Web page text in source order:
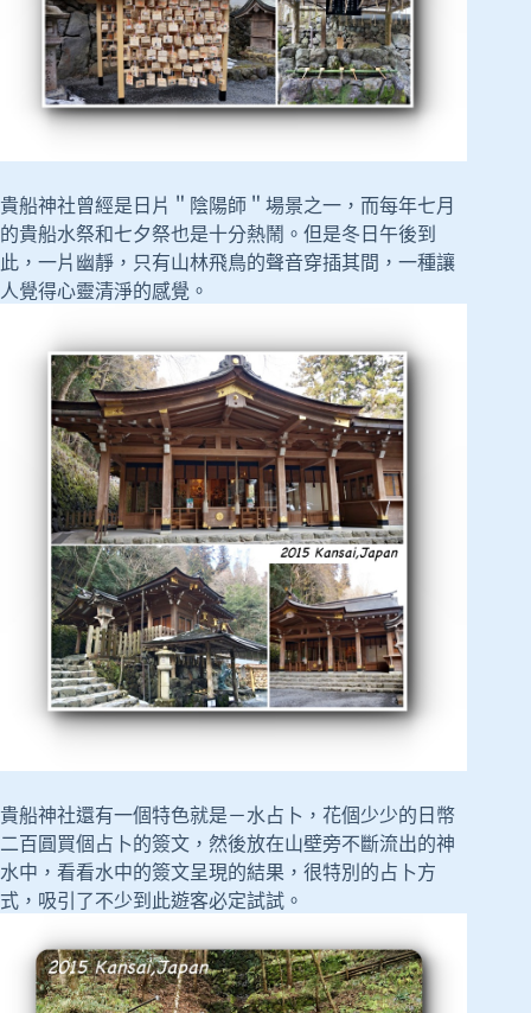
貴船神社曾經是日片＂陰陽師＂場景之一，而每年七月
的貴船水祭和七夕祭也是十分熱鬧。但是冬日午後到
此，一片幽靜，只有山林飛鳥的聲音穿插其間，一種讓
人覺得心靈清淨的感覺。
貴船神社還有一個特色就是－水占卜，花個少少的日幣
二百圓買個占卜的簽文，然後放在山壁旁不斷流出的神
水中，看看水中的簽文呈現的結果，很特別的占卜方
式，吸引了不少到此遊客必定試試。